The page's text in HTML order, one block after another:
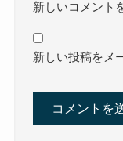
新しいコメント
新しい投稿をメ